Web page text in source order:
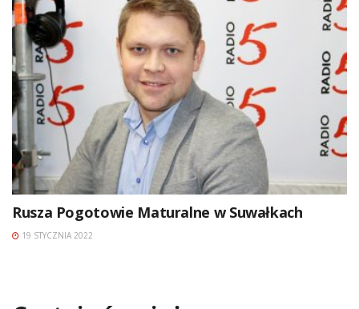
Rusza Pogotowie Maturalne w Suwałkach
19 STYCZNIA 2022